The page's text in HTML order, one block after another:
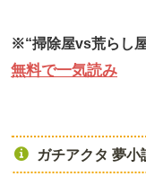
※“掃除屋vs荒らし
無料で一気読み
ガチアクタ 夢